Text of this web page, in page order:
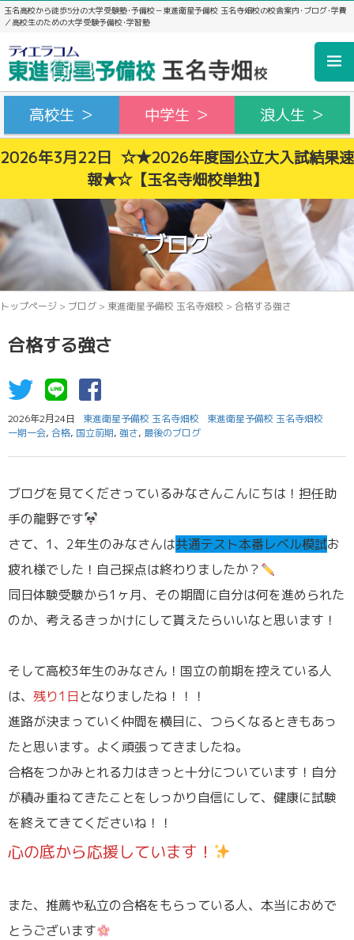
玉名高校から徒歩5分の大学受験塾･予備校－東進衛星予備校 玉名寺畑校の校舎案内･ブログ･学費
／高校生のための大学受験予備校･学習塾
高校生 ＞ 中学生 ＞
浪人生 ＞
2026年3月22日 ☆★2026年度国公立大入試結果速
報★☆【玉名寺畑校単独】
ブログ
トップページ > ブログ > 東進衛星予備校 玉名寺畑校 > 合格する強さ
合格する強さ
2026年2月24日 東進衛星予備校 玉名寺畑校
東進衛星予備校 玉名寺畑校
一期一会, 合格, 国立前期, 強さ, 最後のブログ
ブログを見てくださっているみなさんこんにちは！担任助
手の龍野です
さて、1、2年生のみなさんは共通テスト本番レベル模試お
疲れ様でした！自己採点は終わりましたか？
同日体験受験から1ヶ月、その期間に自分は何を進められた
のか、考えるきっかけにして貰えたらいいなと思います！
そして高校3年生のみなさん！国立の前期を控えている人
は、 残り1日となりましたね！！！
進路が決まっていく仲間を横目に、つらくなるときもあっ
たと思います。よく頑張ってきましたね。
合格をつかみとれる力はきっと十分についています！自分
が積み重ねてきたことをしっかり自信にして、健康に試験
を終えてきてくださいね！！
心の底から応援しています！
また、推薦や私立の合格をもらっている人、本当におめで
とうございます